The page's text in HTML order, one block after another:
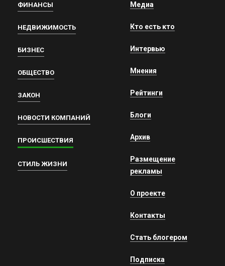
ФИНАНСЫ
НЕДВИЖИМОСТЬ
БИЗНЕС
ОБЩЕСТВО
ЗАКОН
НОВОСТИ КОМПАНИЙ
ПРОИСШЕСТВИЯ
СТИЛЬ ЖИЗНИ
Медиа
Кто есть кто
Интервью
Мнения
Рейтинги
Блоги
Архив
Размещение
рекламы
О проекте
Контакты
Стать блогером
Подписка